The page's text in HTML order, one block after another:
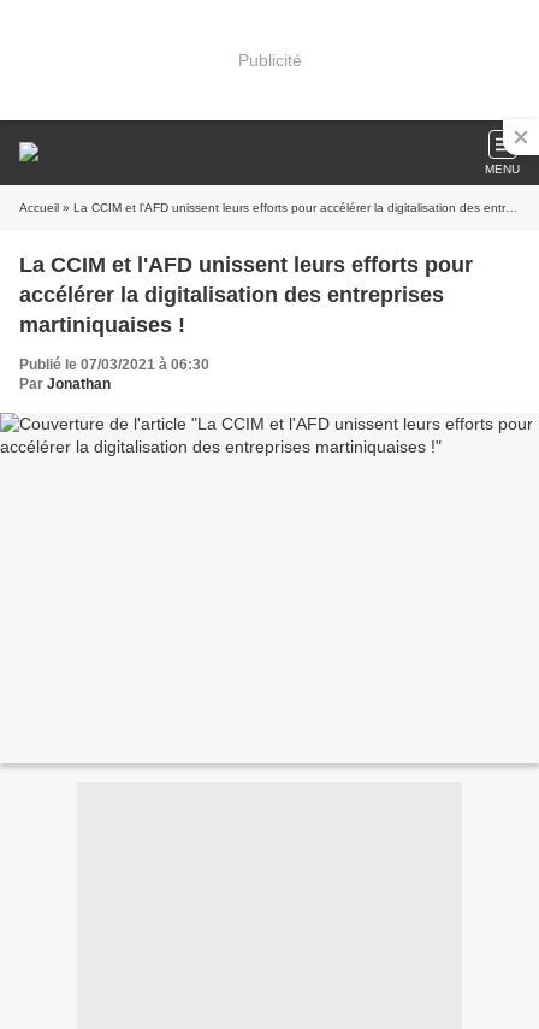
Publicité
MENU
Accueil » La CCIM et l'AFD unissent leurs efforts pour accélérer la digitalisation des entreprises martiniquaises !
La CCIM et l'AFD unissent leurs efforts pour
accélérer la digitalisation des entreprises
martiniquaises !
Publié le 07/03/2021 à 06:30
Par Jonathan